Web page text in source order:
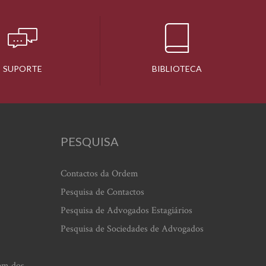
SUPORTE BIBLIOTECA
PESQUISA
Contactos da Ordem
Pesquisa de Contactos
Pesquisa de Advogados Estagiários
Pesquisa de Sociedades de Advogados